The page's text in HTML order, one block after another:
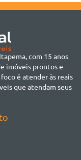
com 15 anos
imóveis prontos e
é atender às reais
que atendam seus